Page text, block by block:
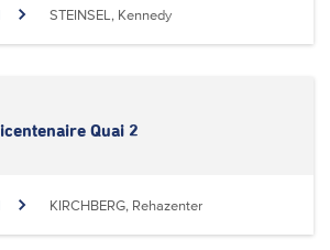
STEINSEL, Kennedy
Quai 2
KIRCHBERG, Rehazenter